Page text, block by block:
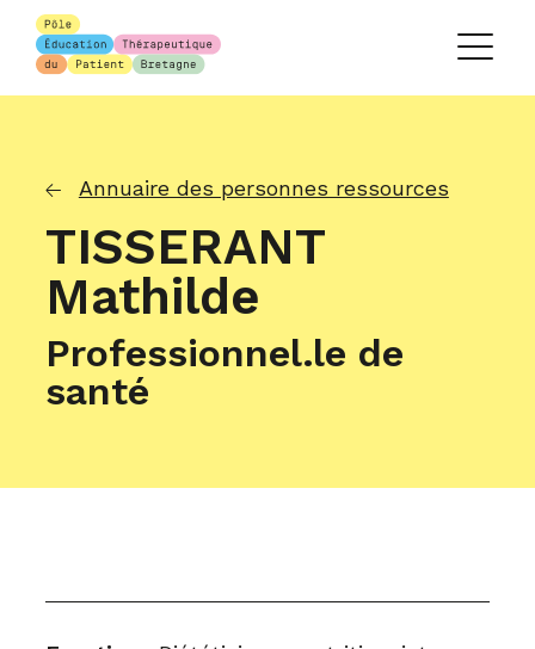
Annuaire des personnes ressources
TISSERANT
Mathilde
Professionnel.le de
santé